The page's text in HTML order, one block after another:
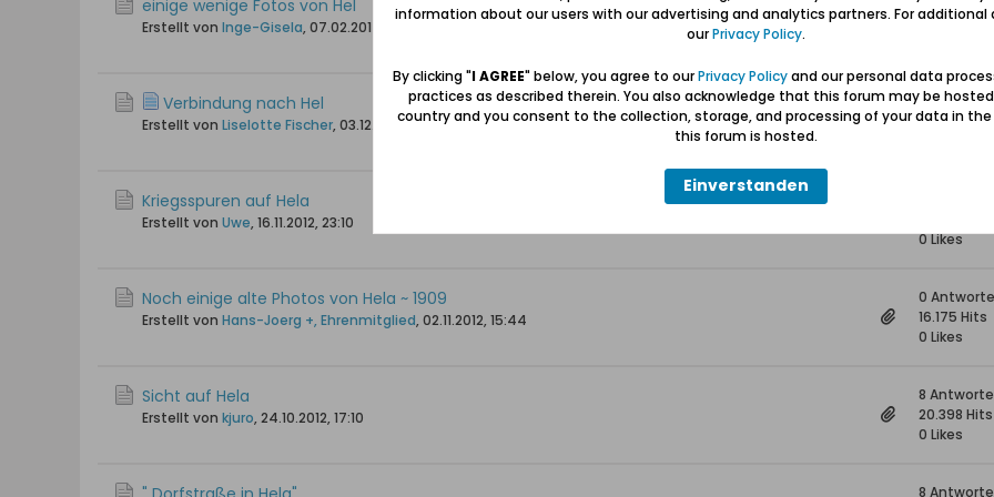
einige wenige Fotos von Hel
Erstellt von Inge-Gisela, 07.02.2014, 19:50
4
18.967 Hits
Verbindung nach Hel
Erstellt von Liselotte Fischer, 03.12.2013, 10:16
0
15.051 Hits
Kriegsspuren auf Hela
Erstellt von Uwe, 16.11.2012, 23:10
0 Likes
Noch einige alte Photos von Hela ~ 1909
Erstellt von Hans-Joerg +, Ehrenmitglied, 02.11.2012, 15:44
0
16.175 Hits
0 Likes
Sicht auf Hela
Erstellt von kjuro, 24.10.2012, 17:10
8
20.398 Hits
0 Likes
8
information about our users with our advertising and analytics partners. For additional
ourPrivacy Policy.
By clicking "I AGREE" below, you agree to ourPrivacy Policyand our personal data
practices as described therein. You also acknowledge that this forum may be
country and you consent to the collection, storage, and processing of your data in
this forum is hosted.
Einverstanden